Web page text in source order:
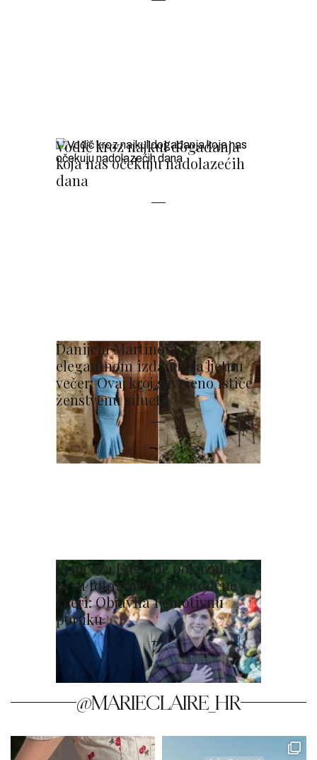
Vodič kroz najkul događanja
koja nas očekuju nadolazećih
dana
Danijela Martinović u
elegantnom izdanju za ljetnu
večer: Ovaj kroj savršeno ističe
ženstvenu siluetu
Princeza Eugenie pokazala
prvu fotografiju novorođene
kćeri: Objavila i emotivnu
poruku
@MARIECLAIRE_HR